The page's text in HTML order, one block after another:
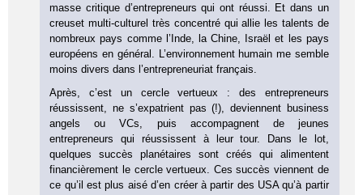
masse critique d’entrepreneurs qui ont réussi. Et dans un
creuset multi-culturel très concentré qui allie les talents de
nombreux pays comme l’Inde, la Chine, Israël et les pays
européens en général. L’environnement humain me semble
moins divers dans l’entrepreneuriat français.
Après, c’est un cercle vertueux : des entrepreneurs
réussissent, ne s’expatrient pas (!), deviennent business
angels ou VCs, puis accompagnent de jeunes
entrepreneurs qui réussissent à leur tour. Dans le lot,
quelques succès planétaires sont créés qui alimentent
financièrement le cercle vertueux. Ces succès viennent de
ce qu’il est plus aisé d’en créer à partir des USA qu’à partir